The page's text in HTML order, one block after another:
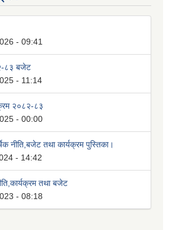
- 09:41
८३ बजेट
- 11:14
२०८२-८३
- 00:00
नीति,बजेट तथा कार्यक्रम पुस्तिका।
- 14:42
तथा बजेट
- 08:18